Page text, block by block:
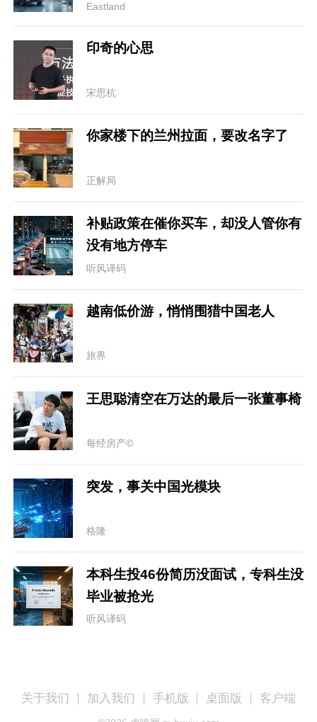
Eastland
印奇的心思
宋思杭
你家楼下的兰州拉面，要改名字了
正解局
补贴政策在催你买车，却没人管你有
没有地方停车
听风译码
越南低价游，悄悄围猎中国老人
旅界
王思聪清空在万达的最后一张董事椅
每经房产©
突发，事关中国光模块
格隆
本科生投46份简历没面试，专科生没
毕业被抢光
听风译码
关于我们 加入我们 手机版 桌面版 客户端